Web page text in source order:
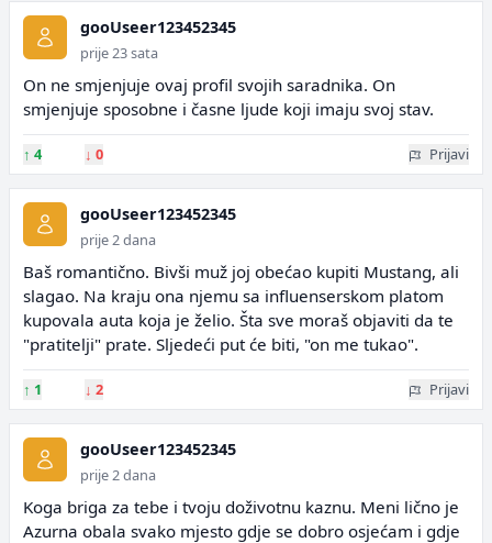
gooUseer123452345
prije 23 sata
On ne smjenjuje ovaj profil svojih saradnika. On
smjenjuje sposobne i časne ljude koji imaju svoj stav.
↑ 4 ↓ 0 Prijavi
gooUseer123452345
prije 2 dana
Baš romantično. Bivši muž joj obećao kupiti Mustang, ali
slagao. Na kraju ona njemu sa influenserskom platom
kupovala auta koja je želio. Šta sve moraš objaviti da te
"pratitelji" prate. Sljedeći put će biti, "on me tukao".
↑ 1 ↓ 2 Prijavi
gooUseer123452345
prije 2 dana
Koga briga za tebe i tvoju doživotnu kaznu. Meni lično je
Azurna obala svako mjesto gdje se dobro osjećam i gdje